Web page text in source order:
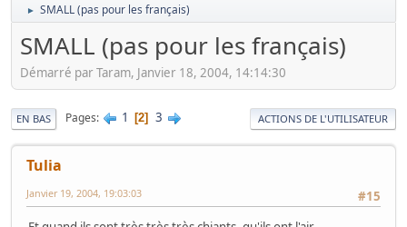
► SMALL (pas pour les français)
SMALL (pas pour les français)
Démarré par Taram, Janvier 18, 2004, 14:14:30
EN BAS Pages 1 2 3 ACTIONS DE L'UTILISATEUR
Tulia
#15
Janvier 19, 2004, 19:03:03